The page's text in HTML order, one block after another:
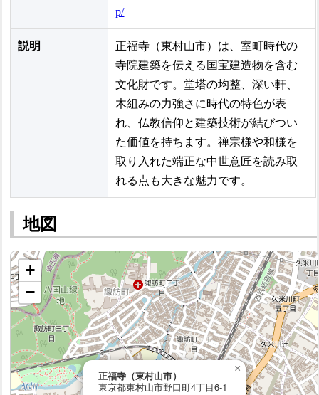
p/
説明
正福寺（東村山市）は、室町時代の
寺院建築を伝える国宝建造物を含む
文化財です。堂塔の均整、深い軒、
木組みの力強さに時代の特色が表
れ、仏教信仰と建築技術が結びつい
た価値を持ちます。禅宗様や和様を
取り入れた端正な中世意匠を読み取
れる点も大きな魅力です。
地図
正福寺（東村山市）
東京都東村山市野口町4丁目6-1
×
+
−